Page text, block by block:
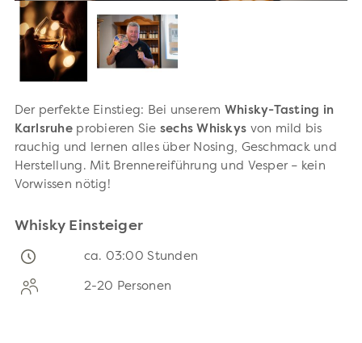
Der perfekte Einstieg: Bei unserem Whisky-Tasting in
Karlsruheprobieren Sie sechs Whiskys von mild bis
rauchig und lernen alles über Nosing, Geschmack und
Herstellung. Mit Brennereiführung und Vesper – kein
Vorwissen nötig!
Whisky Einsteiger
ca. 03:00 Stunden
2-20 Personen